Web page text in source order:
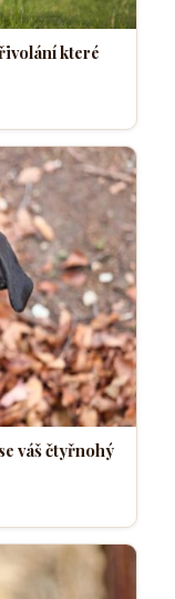
které
váš čtyřnohý